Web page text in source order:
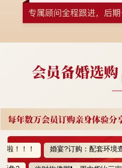
！！ 婚宴?订购：配套环境查漏